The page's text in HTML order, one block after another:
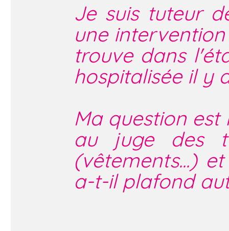
Je suis tuteur
une
trouve dans
hospitalisée il y
Ma question
au juge des
(vêtements...)
a-t-il plafond